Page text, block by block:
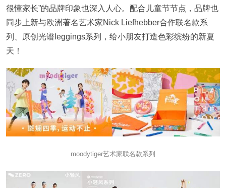
很懂家长”的品牌印象也深入人心。配合儿童节节点，品牌也
同步上新与欧洲著名艺术家Nick Liefhebber合作联名款系
列、原创光谱leggings系列，给小朋友打造色彩缤纷的新夏
天！
moodytiger艺术家联名款系列